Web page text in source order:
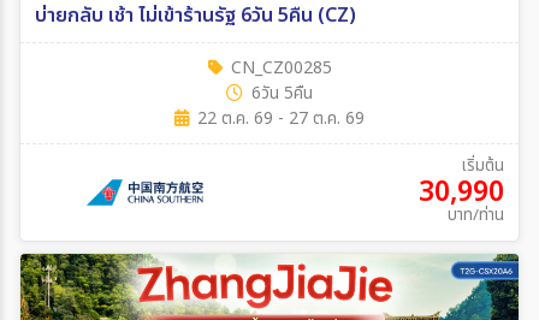
บ่ายกลับ เช้า ไม่เข้าร้านรัฐ 6วัน 5คืน (CZ)
CN_CZ00285
6วัน 5คืน
22 ต.ค. 69 - 27 ต.ค. 69
เริ่มต้น
30,990
บาท/ท่าน